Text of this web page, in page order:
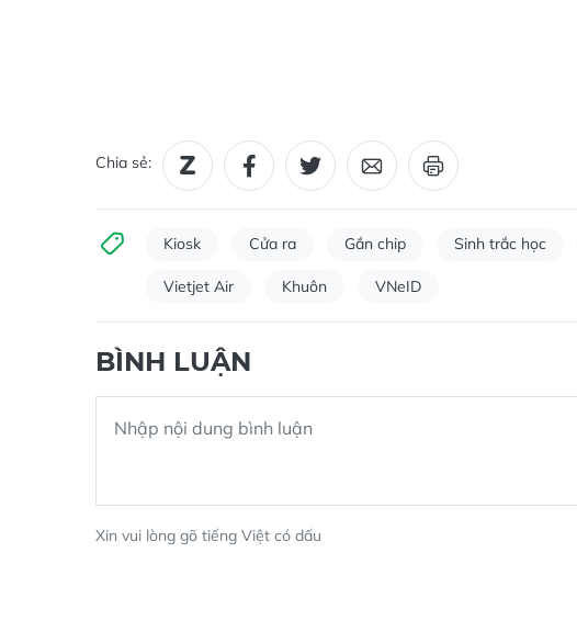
Chia sẻ:
Kiosk Cửa ra Gắn chip Sinh trắc học
Vietjet Air Khuôn VNeID
BÌNH LUẬN
Xin vui lòng gõ tiếng Việt có dấu